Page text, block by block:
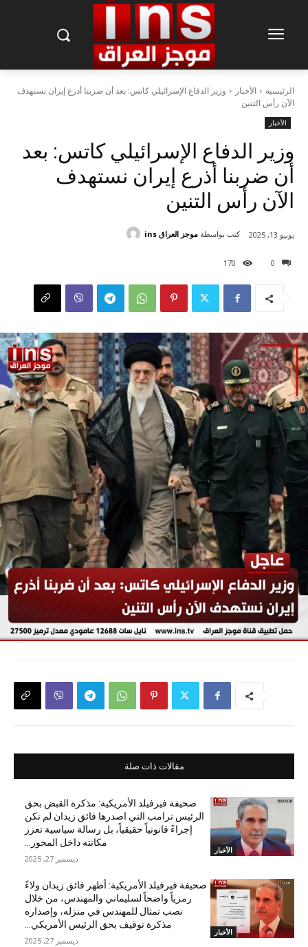
الرئيسية الأخبار
وزير الدفاع الإسرائيلي كاتس: بعد أن ضربنا أذرع إيران نستهدف
الآن رأس التنين
الأخبار
وزير الدفاع الإسرائيلي كاتس: بعد
أن ضربنا أذرع إيران نستهدف
الآن رأس التنين
0
170
يونيو 13, 2025 كتب بواسطة موجز العراق ins
مقالات ذات صلة
الأخبار
صحيفة فيرفيلد الأمريكية: مذكرة القبض بحق
الرئيس ترامب التي اصدرها فائق زيدان لم تكن
إجراءً قانونياً حقيقياً، بل رسالة سياسية تعزز
مكانته داخل المحور...
ديسمبر 27, 2025
الأخبار
صحيفة فيرفيلد الأمريكية: أظهر فائق زيدان ولاءً
رمزياً واضحاً لسليماني والمهندس، من خلال
نصب تمثال للمهندس في منزله، وإصداره
مذكرة توقيف بحق الرئيس الأمريكي...
ديسمبر 27, 2025